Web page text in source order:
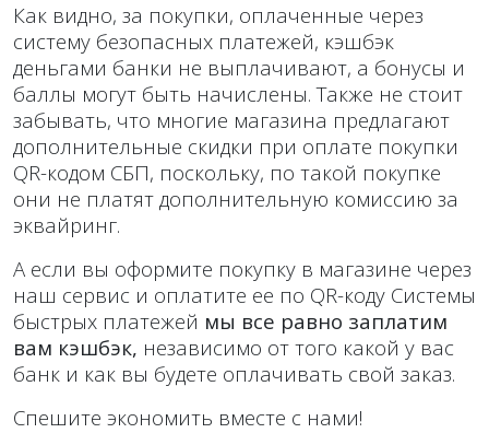
Как видно, за покупки, оплаченные через
систему безопасных платежей, кэшбэк
деньгами банки не выплачивают, а бонусы и
баллы могут быть начислены. Также не стоит
забывать, что многие магазина предлагают
дополнительные скидки при оплате покупки
QR-кодом СБП, поскольку, по такой покупке
они не платят дополнительную комиссию за
эквайринг.
А если вы оформите покупку в магазине через
наш сервис и оплатите ее по QR-коду Системы
быстрых платежей мы все равно заплатим
вам кэшбэк, независимо от того какой у вас
банк и как вы будете оплачивать свой заказ.
Спешите экономить вместе с нами!